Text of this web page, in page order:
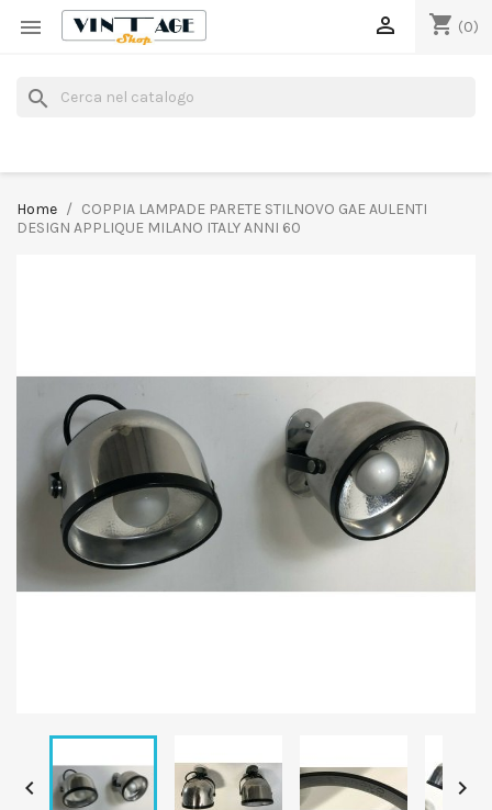
 shopping_cart (0)

search
Home
COPPIA LAMPADE PARETE STILNOVO GAE AULENTI
DESIGN APPLIQUE MILANO ITALY ANNI 60
 